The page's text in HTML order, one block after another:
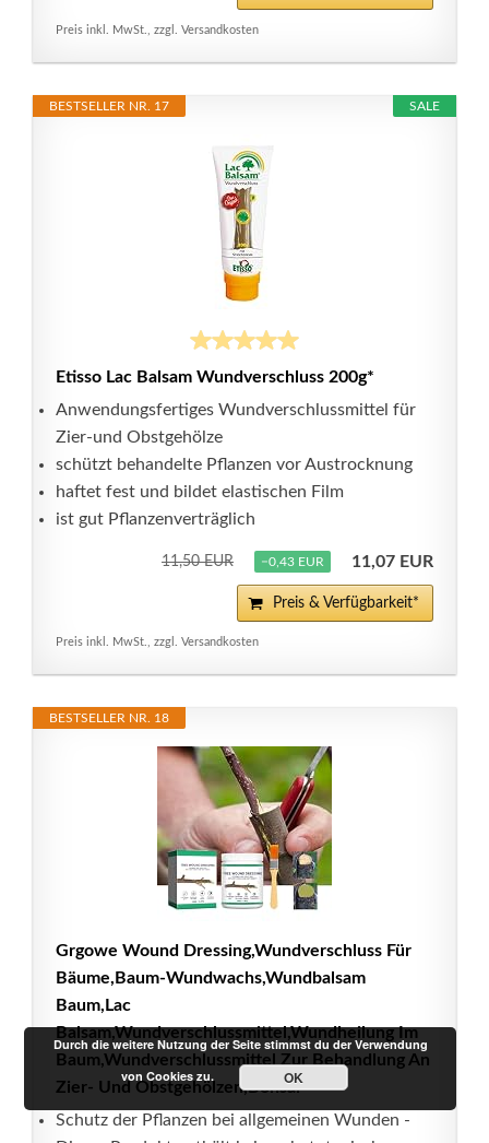
Preis inkl. MwSt., zzgl. Versandkosten
SALE
BESTSELLER NR. 17
Etisso Lac Balsam Wundverschluss 200g*
Anwendungsfertiges Wundverschlussmittel für
Zier-und Obstgehölze
schützt behandelte Pflanzen vor Austrocknung
haftet fest und bildet elastischen Film
ist gut Pflanzenverträglich
11,50 EUR −0,43 EUR 11,07 EUR
Preis & Verfügbarkeit*
Preis inkl. MwSt., zzgl. Versandkosten
BESTSELLER NR. 18
Grgowe Wound Dressing,Wundverschluss Für
Bäume,Baum-Wundwachs,Wundbalsam
Baum,Lac
Balsam,Wundverschlussmittel,Wundheilung Im
Baum,Wundverschlussmittel Zur Behandlung An
Zier- Und Obstgehölzen,Bonsai*
Schutz der Pflanzen bei allgemeinen Wunden -
Durch die weitere Nutzung der Seite stimmst du der Verwendung
von Cookies zu.
OK